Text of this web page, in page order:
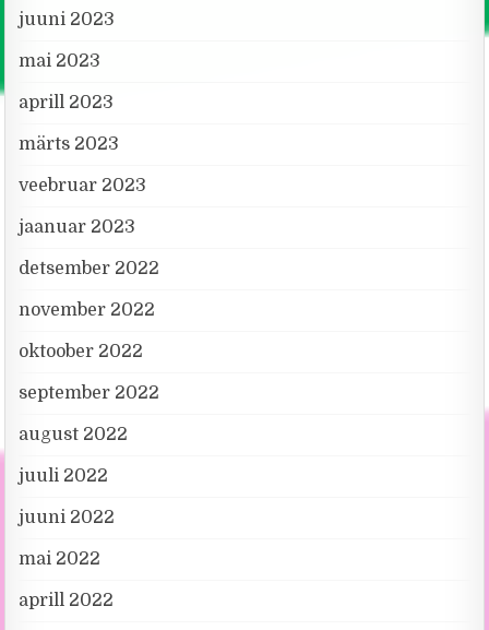
juuni 2023
mai 2023
aprill 2023
märts 2023
veebruar 2023
jaanuar 2023
detsember 2022
november 2022
oktoober 2022
september 2022
august 2022
juuli 2022
juuni 2022
mai 2022
aprill 2022